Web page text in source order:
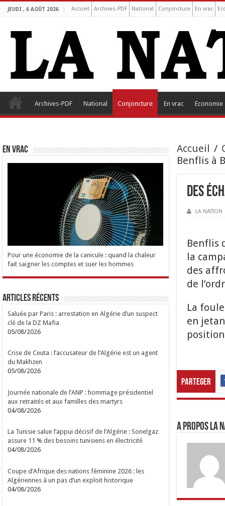
JEUDI , 6 AOÛT 2026 Accueil Archives-PDF National Conjoncture En vrac
Archives-PDF National Conjoncture En vrac Economie
Accueil /
Benflis à
Des
LA NATION
Benflis
la
des
de
La
en
Parteger
A propos LA
EN VRAC
Pour une économie de la canicule : quand la chaleur
fait saigner les comptes et suer les hommes
Articles Récents
Saluée par Paris : arrestation en Algérie d’un suspect
clé de la DZ Mafia
05/08/2026
Crise de Ceuta : l’accusateur de l’Algérie est un agent
du Makhzen
05/08/2026
Journée nationale de l’ANP : hommage présidentiel
aux retraités et aux familles des martyrs
04/08/2026
La Tunisie salue l’appui décisif de l’Algérie : Sonelgaz
assure 11 % des besoins tunisiens en électricité
04/08/2026
Coupe d’Afrique des nations féminine 2026 : les
Algériennes à un pas d’un exploit historique
04/08/2026